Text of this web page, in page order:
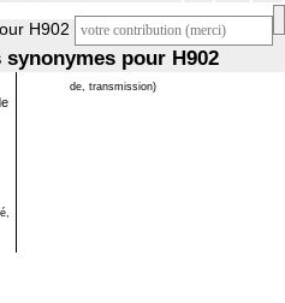
H902
pour H902
de, transmission)